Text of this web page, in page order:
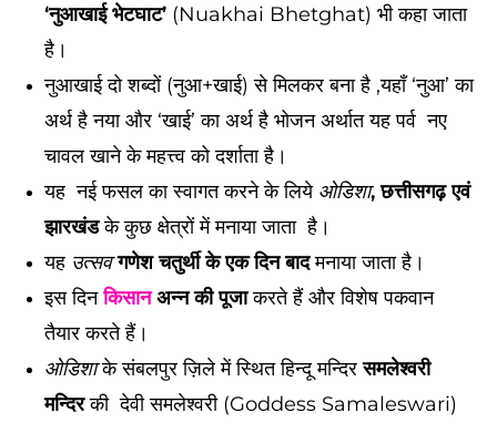
‘नुआखाई भेटघाट’ (Nuakhai Bhetghat) भी कहा जाता
है।
नुआखाई दो शब्दों (नुआ+खाई) से मिलकर बना है ,यहाँ ‘नुआ’ का
अर्थ है नया और ‘खाई’ का अर्थ है भोजन अर्थात यह पर्व नए
चावल खाने के महत्त्व को दर्शाता है।
यह नई फसल का स्वागत करने के लिये ओडिशा, छत्तीसगढ़ एवं
झारखंडके कुछ क्षेत्रों में मनाया जाता है।
यह उत्सव गणेश चतुर्थी के एक दिन बादमनाया जाता है।
इस दिनकिसान अन्न की पूजाकरते हैं और विशेष पकवान
तैयार करते हैं।
ओडिशाके संबलपुर ज़िले में स्थित हिन्दू मन्दिरसमलेश्वरी
मन्दिरकी देवी समलेश्वरी (Goddess Samaleswari)